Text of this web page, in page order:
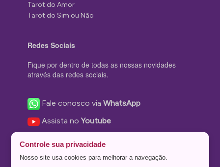
Tarot do Amor
Tarot do Sim ou Não
Redes Sociais
Fique por dentro de todas as nossas novidades
através das redes sociais.
Fale conosco viaWhatsApp
Assista noYoutube
Nos siga no Instagram
Controle sua privacidade
Nosso site usa cookies para melhorar a navegação.